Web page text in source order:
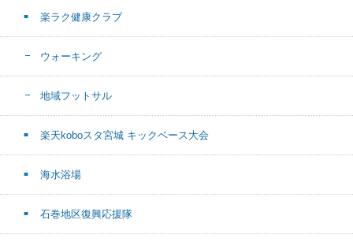
楽ラク健康クラブ
ウォーキング
地域フットサル
楽天koboスタ宮城 キックベース大会
海水浴場
石巻地区復興応援隊